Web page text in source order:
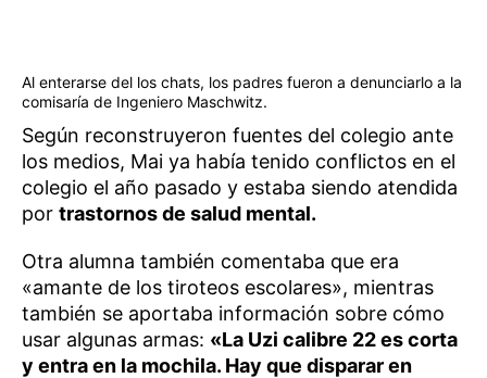
Al enterarse del los chats, los padres fueron a denunciarlo a la
comisaría de Ingeniero Maschwitz.
Según reconstruyeron fuentes del colegio ante
los medios, Mai ya había tenido conflictos en el
colegio el año pasado y estaba siendo atendida
por trastornos de salud mental.
Otra alumna también comentaba que era
«amante de los tiroteos escolares», mientras
también se aportaba información sobre cómo
usar algunas armas: «La Uzi calibre 22 es corta
y entra en la mochila. Hay que disparar en